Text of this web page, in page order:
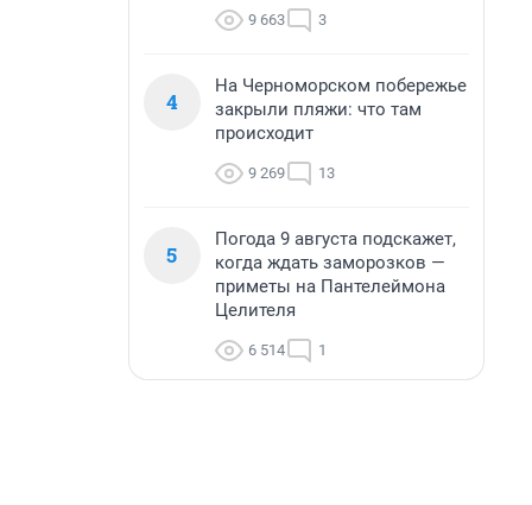
9 663 3
4
На Черноморском побережье
закрыли пляжи: что там
происходит
9 269 13
5
Погода 9 августа подскажет,
когда ждать заморозков —
приметы на Пантелеймона
Целителя
6 514 1